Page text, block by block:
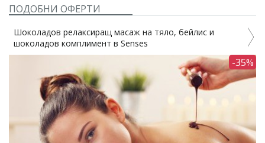
ПОДОБНИ ОФЕРТИ
Шоколадов релаксиращ масаж на тяло, бейлис и
шоколадов комплимент в Senses
-35%